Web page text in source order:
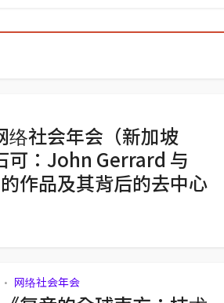
络社会年会（新加坡
可：John Gerrard 与
作品及其背后的去中心
• 网络社会年会